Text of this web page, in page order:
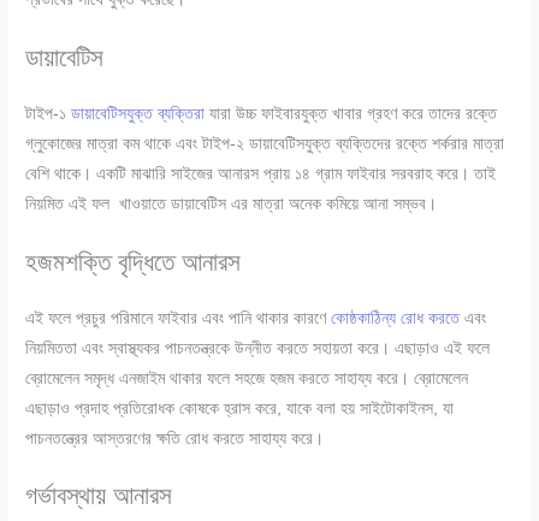
ডায়াবেটিস
টাইপ-১ডায়াবেটিসযুক্ত ব্যক্তিরা যারা উচ্চ ফাইবারযুক্ত খাবার গ্রহণ করে তাদের রক্তে
গ্লুকোজের মাত্রা কম থাকে এবং টাইপ-২ ডায়াবেটিসযুক্ত ব্যক্তিদের রক্তে শর্করার মাত্রা
বেশি থাকে। একটি মাঝারি সাইজের আনারস প্রায় ১৪ গ্রাম ফাইবার সরবরাহ করে। তাই
নিয়মিত এই ফল খাওয়াতে ডায়াবেটিস এর মাত্রা অনেক কমিয়ে আনা সম্ভব।
হজমশক্তি বৃদ্ধিতে আনারস
এই ফলে প্রচুর পরিমানে ফাইবার এবং পানি থাকার কারণেকোষ্ঠকাঠিন্য রোধ করতেএবং
নিয়মিততা এবং স্বাস্থ্যকর পাচনতন্ত্রকে উন্নীত করতে সহায়তা করে। এছাড়াও এই ফলে
ব্রোমেলেন সমৃদ্ধ এনজাইম থাকার ফলে সহজে হজম করতে সাহায্য করে। ব্রোমেলেন
এছাড়াও প্রদাহ প্রতিরোধক কোষকে হ্রাস করে, যাকে বলা হয় সাইটোকাইনস, যা
পাচনতন্ত্রের আস্তরণের ক্ষতি রোধ করতে সাহায্য করে।
গর্ভাবস্থায় আনারস